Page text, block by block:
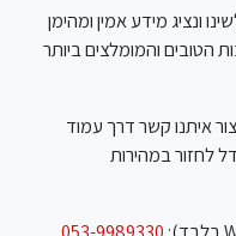
ונציג מידע אמין ומהימן
הטובים והמומלצים ביותר
איתנו קשר דרך עמוד
לחזור במהירות